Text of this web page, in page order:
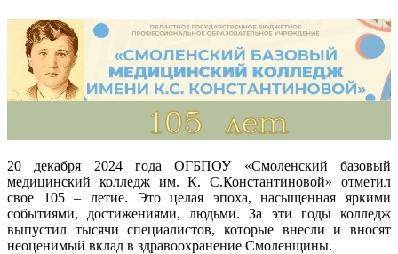
20 декабря 2024 года ОГБПОУ «Смоленский базовый
медицинский колледж им. К. С.Константиновой» отметил
свое 105 – летие. Это целая эпоха, насыщенная яркими
событиями, достижениями, людьми. За эти годы колледж
выпустил тысячи специалистов, которые внесли и вносят
неоценимый вклад в здравоохранение Смоленщины.